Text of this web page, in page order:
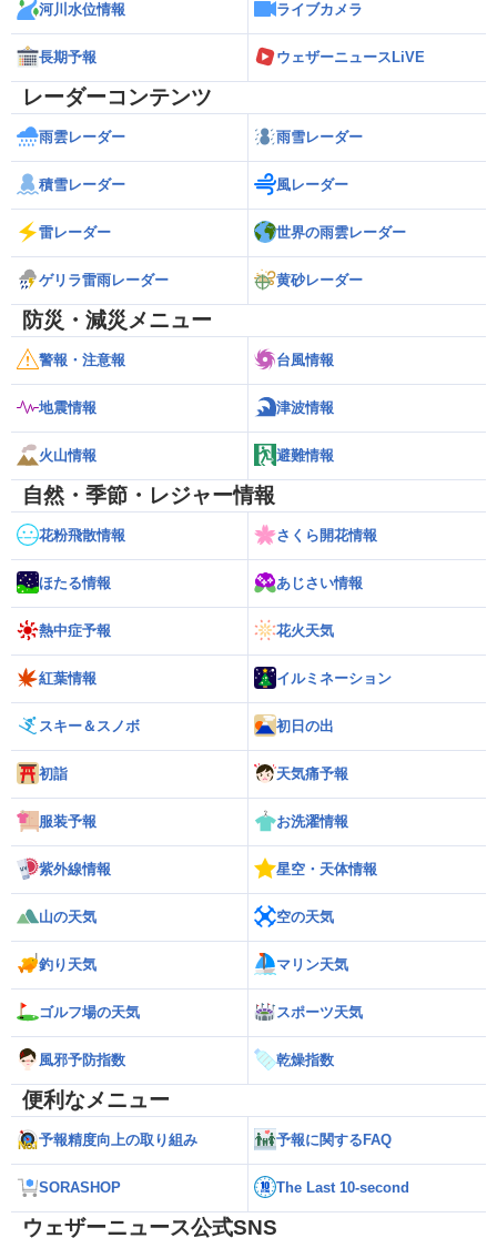
河川水位情報 ライブカメラ
長期予報 ウェザーニュースLiVE
レーダーコンテンツ
雨雲レーダー 雨雪レーダー
積雪レーダー 風レーダー
雷レーダー 世界の雨雲レーダー
ゲリラ雷雨レーダー 黄砂レーダー
防災・減災メニュー
警報・注意報 台風情報
地震情報 津波情報
火山情報 避難情報
自然・季節・レジャー情報
花粉飛散情報 さくら開花情報
ほたる情報 あじさい情報
熱中症予報 花火天気
紅葉情報 イルミネーション
スキー＆スノボ 初日の出
初詣 天気痛予報
服装予報 お洗濯情報
紫外線情報 星空・天体情報
山の天気 空の天気
釣り天気 マリン天気
ゴルフ場の天気 スポーツ天気
風邪予防指数 乾燥指数
便利なメニュー
予報精度向上の取り組み 予報に関するFAQ
SORASHOP The Last 10-second
ウェザーニュース公式SNS